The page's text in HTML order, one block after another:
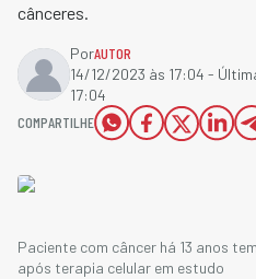
cânceres.
PorAUTOR
14/12/2023 às 17:04 -
17:04
COMPARTILHE
Paciente com câncer há 13 anos
após terapia celular em estudo